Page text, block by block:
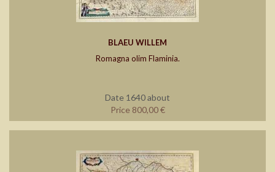
BLAEU WILLEM
Romagna olim Flaminia.
Date 1640 about
Price 800,00 €